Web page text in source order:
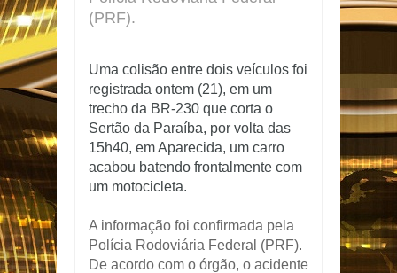
(PRF).
Uma colisão entre dois veículos foi
registrada ontem (21), em um
trecho da BR-230 que corta o
Sertão da Paraíba, por volta das
15h40, em Aparecida, um carro
acabou batendo frontalmente com
um motocicleta.
A informação foi confirmada pela
Polícia Rodoviária Federal (PRF).
De acordo com o órgão, o acidente